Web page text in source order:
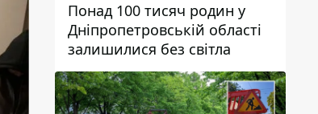
Понад 100 тисяч родин у
Дніпропетровській області
залишилися без світла